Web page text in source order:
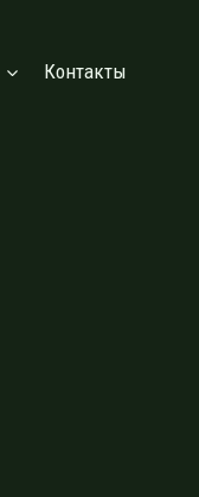
Контакты